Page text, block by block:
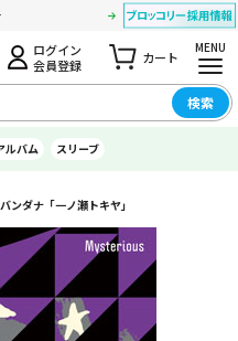
ログイン
会員登録
カート
MENU
検索
ルバム スリーブ
ダナ「一ノ瀬トキヤ」